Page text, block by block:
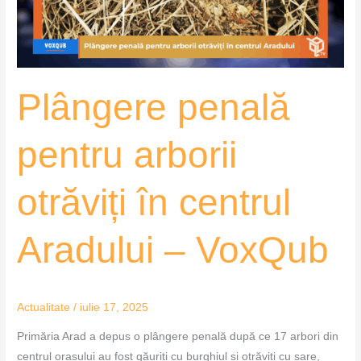
Plângere penală
pentru arborii
otrăviți în centrul
Aradului – VoxQub
Actualitate / iulie 17, 2025
Primăria Arad a depus o plângere penală după ce 17 arbori din
centrul orașului au fost găuriți cu burghiul și otrăviți cu sare,
centrul
Aradului